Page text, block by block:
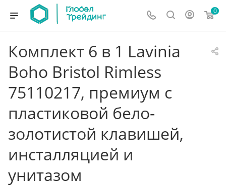
0
Комплект 6 в 1 Lavinia
Boho Bristol Rimless
75110217, премиум с
пластиковой бело-
золотистой клавишей,
инсталляцией и
унитазом